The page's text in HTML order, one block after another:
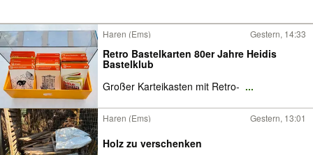
Haren (Ems) Gestern, 14:33
Retro Bastelkarten 80er Jahre Heidis
Bastelklub
Großer Karteikasten mit Retro- ...
Haren (Ems) Gestern, 13:01
Holz zu verschenken